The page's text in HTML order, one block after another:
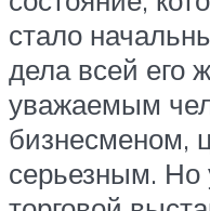
стало
дела всей его
уважаемым
бизнесменом,
серьезным. Но